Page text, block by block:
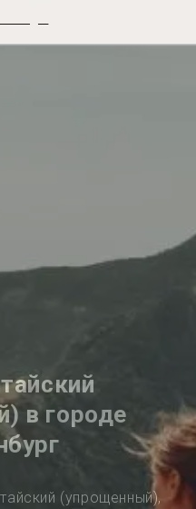
в городе
(упрощенный),